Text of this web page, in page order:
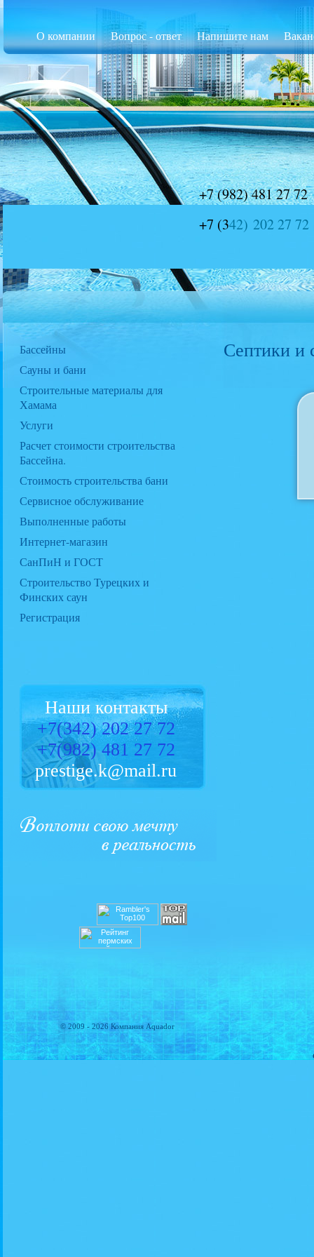
О компании Вопрос - ответ Напишите нам
+7 (982) 481 27 72
+7 (342) 202 27 72
Бассейны
Сауны и бани
Строительные материалы для
Хамама
Услуги
Расчет стоимости строительства
Бассейна.
Стоимость строительства бани
Сервисное обслуживание
Выполненные работы
Интернет-магазин
СанПиН и ГОСТ
Строительство Турецких и
Финских саун
Регистрация
Наши контакты
+7(342) 202 27 72
+7(982) 481 27 72
prestige.k@mail.ru
Септики и
© 2009 - 2026 Компания Aquador